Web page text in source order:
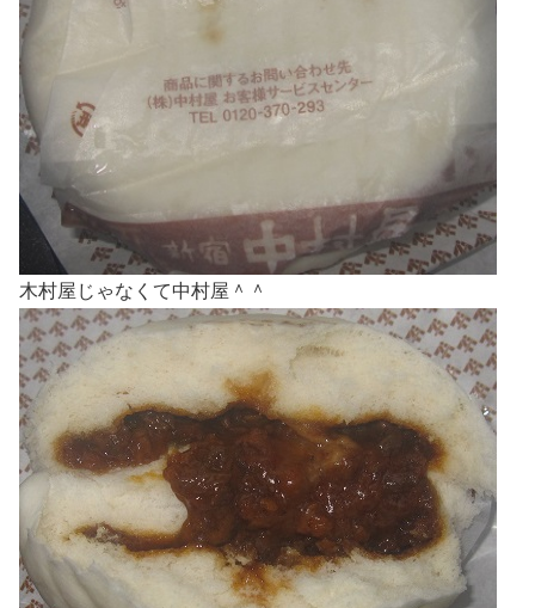
木村屋じゃなくて中村屋＾＾